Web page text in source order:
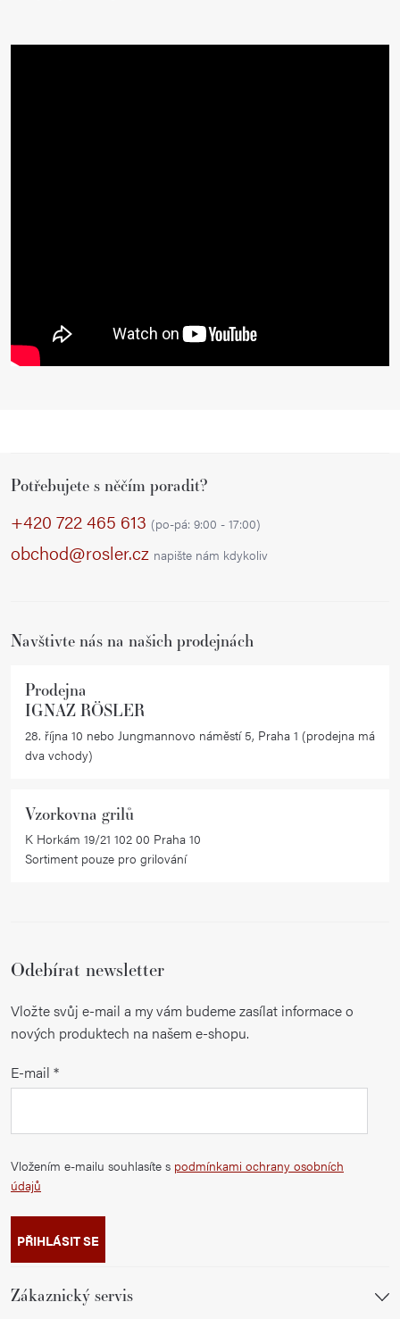
Potřebujete s něčím poradit?
+420 722 465 613 (po-pá: 9:00 - 17:00)
obchod@rosler.cz napište nám kdykoliv
Navštivte nás na našich prodejnách
Prodejna
IGNAZ RÖSLER
28. října 10 nebo Jungmannovo náměstí 5, Praha 1 (prodejna má
dva vchody)
Vzorkovna grilů
K Horkám 19/21 102 00 Praha 10
Sortiment pouze pro grilování
Odebírat newsletter
Vložte svůj e-mail a my vám budeme zasílat informace o
nových produktech na našem e-shopu.
E-mail
Vložením e-mailu souhlasíte s podmínkami ochrany osobních
údajů
PŘIHLÁSIT SE
Zákaznický servis